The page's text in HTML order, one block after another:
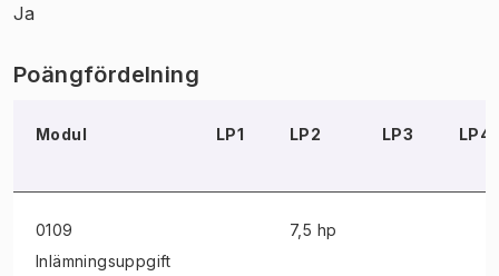
Ja
Poängfördelning
Modul LP1 LP2 LP3 LP4
0109
Inlämningsuppgift
7,5 hp